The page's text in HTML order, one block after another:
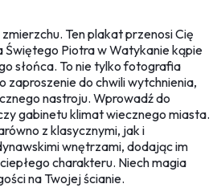
Ten plakat przenosi Cię
Świętego Piotra w Watykanie kąpie
słońca. To nie tylko fotografia
zaproszenie do chwili wytchnienia,
nastroju. Wprowadź do
gabinetu klimat wiecznego miasta.
z klasycznymi, jak i
wnętrzami, dodając im
charakteru. Niech magia
na Twojej ścianie.